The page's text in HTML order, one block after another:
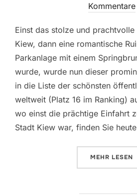
am
Kommentare
Einst das stolze und
Kiew, dann eine romantische
Parkanlage mit einem
wurde, wurde nun dieser
in die Liste der schönsten
weltweit (Platz 16 im Ranking)
wo einst die prächtige Einfahrt
Stadt Kiew war, finden Sie
MEHR ÜBER
LESEN